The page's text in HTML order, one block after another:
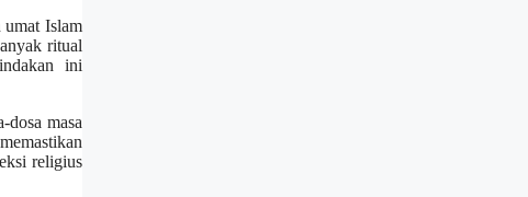
umat Islam
ritual
ini
dosa masa
religius